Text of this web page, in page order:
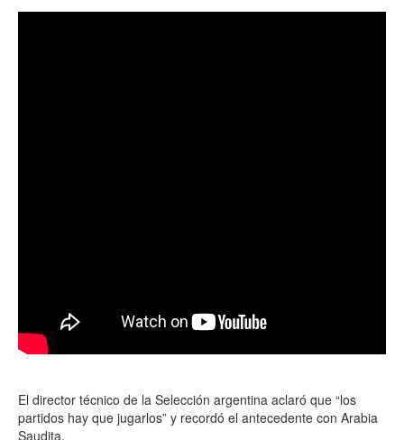
El director técnico de la Selección argentina aclaró que “los
partidos hay que jugarlos” y recordó el antecedente con Arabia
Saudita.